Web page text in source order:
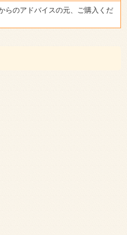
らのアドバイスの元、ご購入くだ